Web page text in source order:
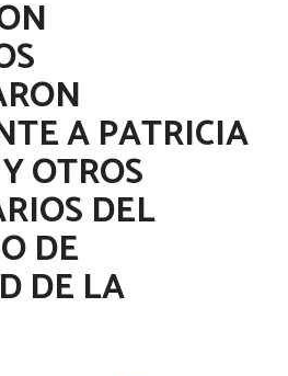
A PATRICIA
OTROS
DEL
DE
DE LA